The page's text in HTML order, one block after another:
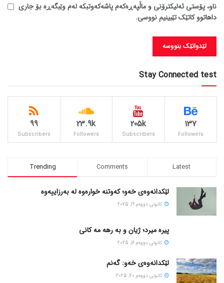
ناو، پۆستی ئەلیکترۆنی و ماڵپەڕەکەم پاشەکەوتبکە لەم وێبگەڕە بۆ جاری
داهاتوو کاتێک تێبینیم نووسی.
Stay Connected test
137
Followers
205k
Subscribers
23.9k
Followers
99
Subscribers
Trending Comments Latest
لێکدانەوەی خەو؛ کەوتنە خوارەوە لە بەرزاییەوە
كانونی دووه‌م 19, 2025
پیره میرد؛ ژیان و به رهه مه کانی
كانونی دووه‌م 16, 2025
لێکدانەوەی خەو: گەنم
كانونی دووه‌م 20, 2025